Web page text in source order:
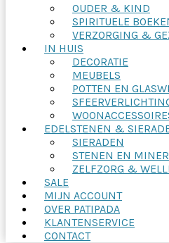
OUDER & KIND
SPIRITUELE
VERZORGING &
IN HUIS
DECORATIE
MEUBELS
POTTEN EN
EDELSTENEN &
SIERADEN
STENEN EN
ZELFZORG &
SALE
MIJN ACCOUNT
OVER PATIPADA
KLANTENSERVICE
CONTACT